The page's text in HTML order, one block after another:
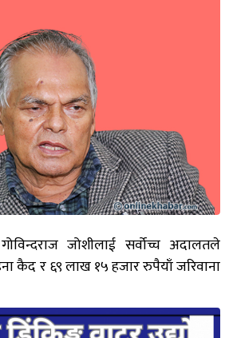
गोविन्दराज जोशीलाई सर्वोच्च अदालतले
कैद र ६९ लाख १५ हजार रुपैयाँ जरिवाना